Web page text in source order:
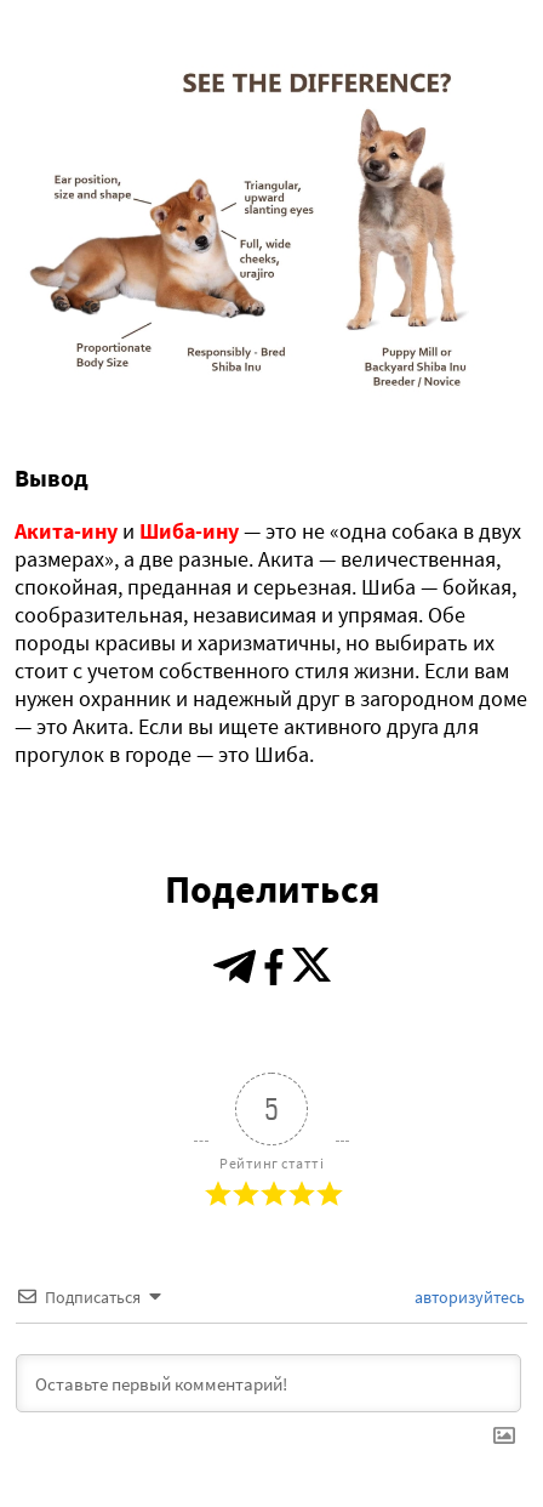
Вывод
Акита-ину и Шиба-ину— это не «одна собака в двух
размерах», а две разные. Акита — величественная,
спокойная, преданная и серьезная. Шиба — бойкая,
сообразительная, независимая и упрямая. Обе
породы красивы и харизматичны, но выбирать их
стоит с учетом собственного стиля жизни. Если вам
нужен охранник и надежный друг в загородном доме
— это Акита. Если вы ищете активного друга для
прогулок в городе — это Шиба.
Поделиться
5
Рейтинг статті
Подписаться авторизуйтесь